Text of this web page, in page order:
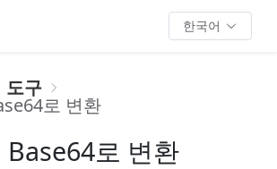
한국어
도구
로 변환
Base64로 변환